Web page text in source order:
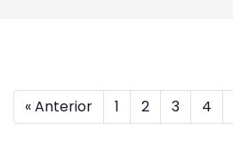
« Anterior 1 2 3 4